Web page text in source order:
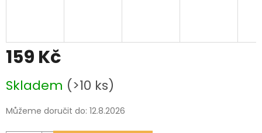
159 Kč
cena:
Skladem (>10 ks)
Můžeme doručit do: 12.8.2026